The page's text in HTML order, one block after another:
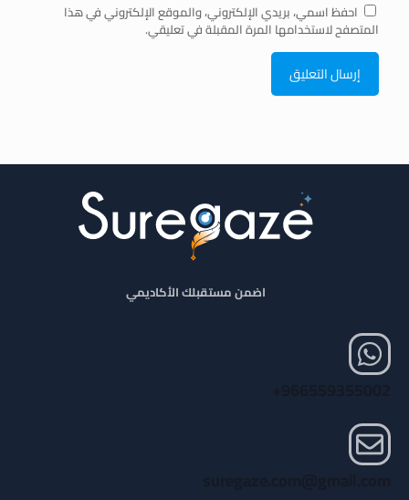
احفظ اسمي، بريدي الإلكتروني، والموقع الإلكتروني في هذا
المتصفح لاستخدامها المرة المقبلة في تعليقي.
اضمن مستقبلك الأكاديمي